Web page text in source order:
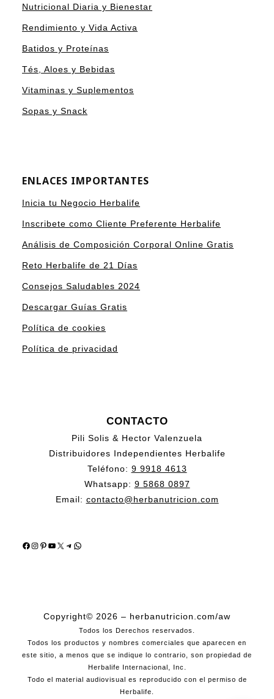
Nutricional Diaria y Bienestar
Rendimiento y Vida Activa
Batidos y Proteínas
Tés, Aloes y Bebidas
Vitaminas y Suplementos
Sopas y Snack
ENLACES IMPORTANTES
Inicia tu Negocio Herbalife
Inscribete como Cliente Preferente Herbalife
Análisis de Composición Corporal Online Gratis
Reto Herbalife de 21 Días
Consejos Saludables 2024
Descargar Guías Gratis
Política de cookies
Política de privacidad
CONTACTO
Pili Solis & Hector Valenzuela
Distribuidores Independientes Herbalife
Teléfono: 9 9918 4613
Whatsapp: 9 5868 0897
Email: contacto@herbanutricion.com
Facebook
Instagram
Pinterest
YouTube
X Telegram
WhatsApp
Copyright© 2026 – herbanutricion.com/aw
Todos los Derechos reservados.
Todos los productos y nombres comerciales que aparecen en
este sitio, a menos que se indique lo contrario, son propiedad de
Herbalife Internacional, Inc.
Todo el material audiovisual es reproducido con el permiso de
Herbalife.